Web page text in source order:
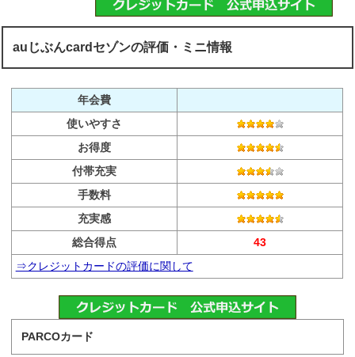
auじぶんcardセゾンの評価・ミニ情報
年会費
使いやすさ
お得度
付帯充実
手数料
充実感
総合得点
43
⇒クレジットカードの評価に関して
PARCOカード